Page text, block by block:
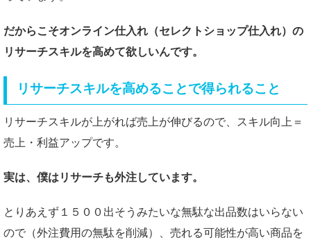
だからこそオンライン仕入れ（セレクトショップ仕入れ）の
リサーチスキルを高めて欲しいんです。
リサーチスキルを高めることで得られること
リサーチスキルが上がれば売上が伸びるので、スキル向上＝
売上・利益アップです。
実は、僕はリサーチも外注しています。
とりあえず１５００出そうみたいな無駄な出品数はいらない
ので（外注費用の無駄を削減）、売れる可能性が高い商品を